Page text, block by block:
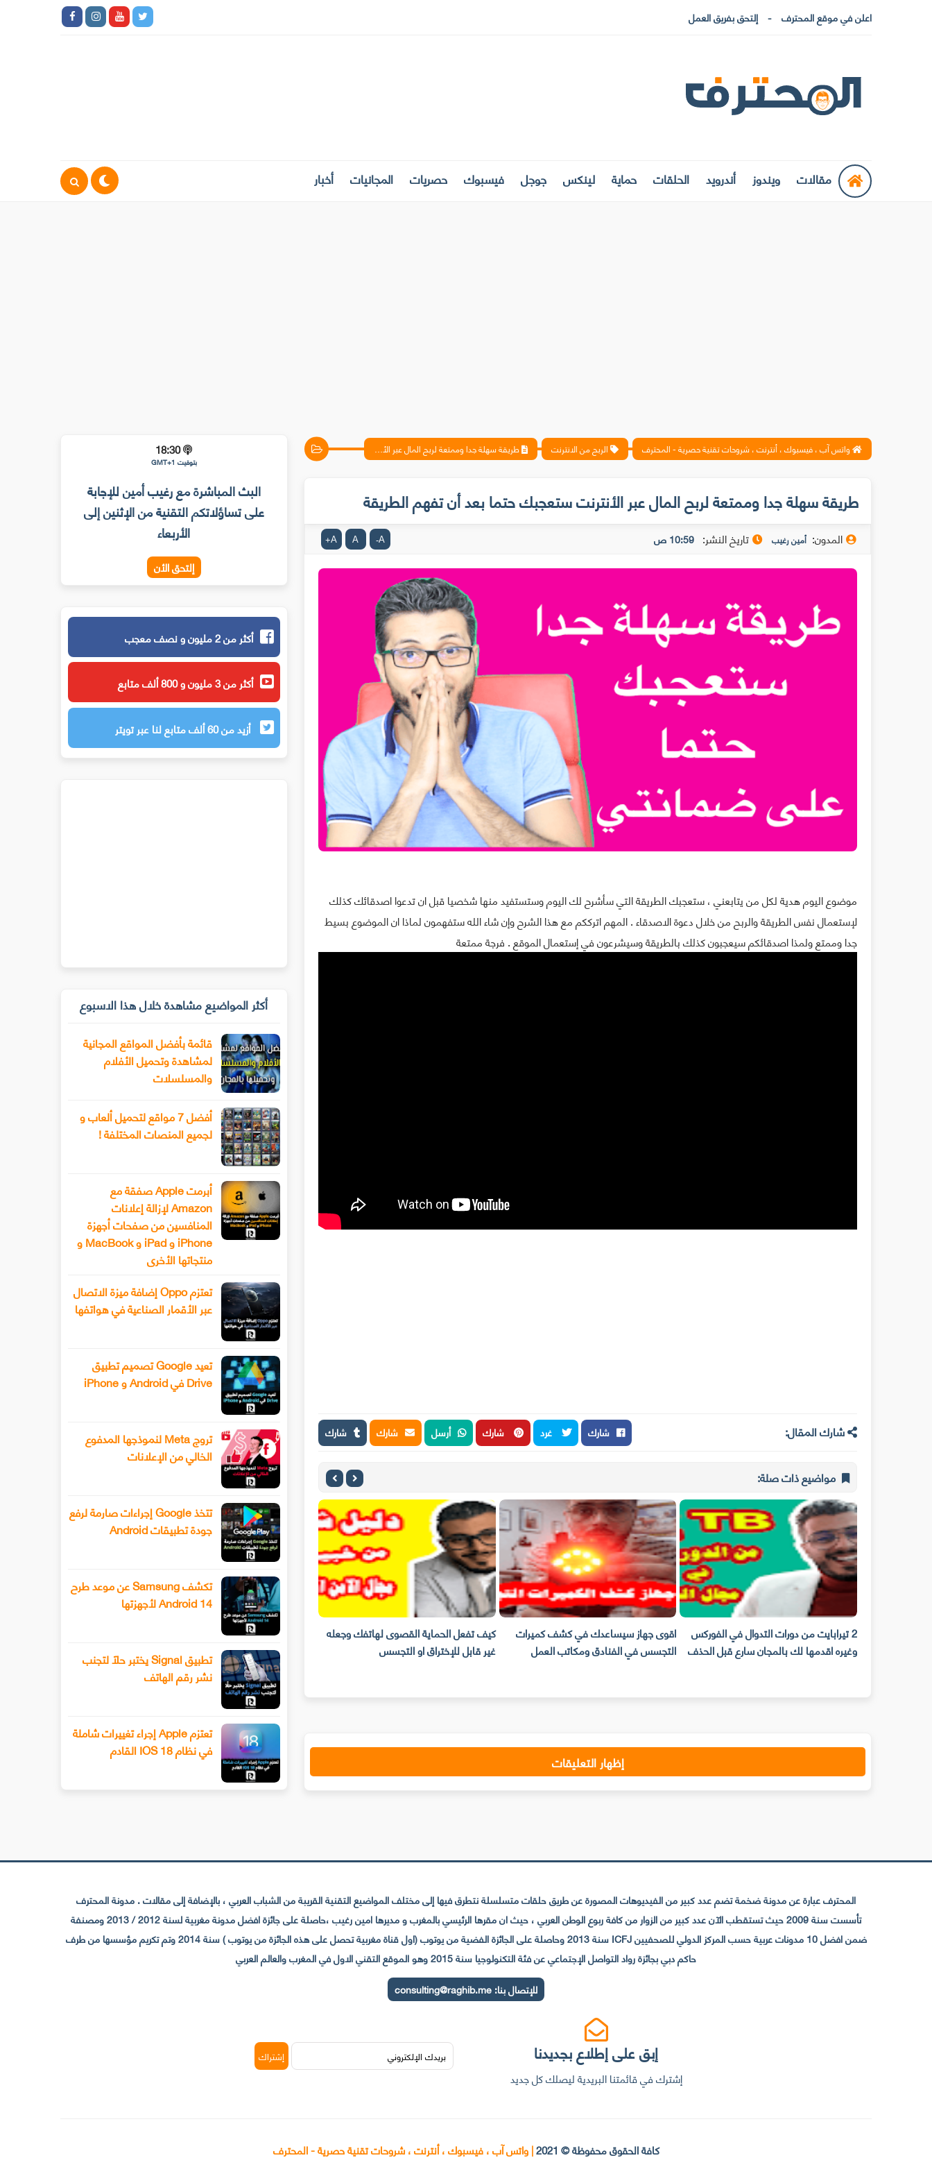
اعلن في موقع المحترف إلتحق بفريق العمل
مقالات ويندوز أندرويد الحلقات حماية لينكس جوجل فيسبوك حصريات المجانيات أخبار
واتس آب ، فيسبوك ، أنترنت ، شروحات تقنية حصرية - المحترف الربح من الانترنت طريقة سهلة جدا وممتعة لربح المال عبر الأنترنت ستعجبك حتما بعد أن تفهم الطريقة
طريقة سهلة جدا وممتعة لربح المال عبر الأنترنت ستعجبك حتما بعد أن تفهم الطريقة
المدون: أمين رغيب تاريخ النشر: 10:59 ص A
-
A
A
+
موضوع اليوم هدية لكل من يتابعني ، ستعجبك الطريقة التي سأشرح لك اليوم وستستفيد منها شخصيا قبل ان تدعوا اصدقائك كذلك
لإستعمال نفس الطريقة والربح من خلال دعوة الاصدقاء . المهم اترككم مع هذا الشرح وإن شاء الله ستفهمون لماذا ان الموضوع بسيط
جدا وممتع ولمذا اصدقائكم سيعجبون كذلك بالطريقة وسيشرعون في إستعمال الموقع . فرجة ممتعة
شارك المقال: شارك غرد شارك أرسل شارك شارك
مواضيع ذات صلة:
2 تيرابايت من دورات التدوال في الفوركس
وغيره اقدمها لك بالمجان سارع قبل الحذف
اقوى جهاز سيساعدك في كشف كميرات
التجسس في الفنادق ومكاتب العمل
كيف تفعل الحماية القصوى لهاتفك وجعله
غير قابل للإختراق او التجسس
كيف يتم تزوير صوت اي شخص في بضعة
نقرات ( جرب بنفسك وشاهد الدليل) نفسك
إظهار التعليقات
18:30
بتوقيت GMT+1
البث المباشرة مع رغيب أمين للإجابة
على تساؤلاتكم التقنية من الإثنين إلى
الأربعاء
إلتحق الأن
أكثر من 2 مليون و نصف معجب
أكثر من 3 مليون و 800 ألف متابع
أزيد من 60 ألف متابع لنا عبر تويتر
أكثر المواضيع مشاهدة خلال هذا الاسبوع
قائمة بأفضل المواقع المجانية
لمشاهدة وتحميل الأفلام
والمسلسلات
أفضل 7 مواقع لتحميل ألعاب و
لجميع المنصات المختلفة !
أبرمت Apple صفقة مع
Amazon لإزالة إعلانات
المنافسين من صفحات أجهزة
iPhone و iPad و MacBook و
منتجاتها الأخرى
تعتزم Oppo إضافة ميزة الاتصال
عبر الأقمار الصناعية في هواتفها
تعيد Google تصميم تطبيق
Drive في Android و iPhone
تروج Meta لنموذجها المدفوع
الخالي من الإعلانات
تتخذ Google إجراءات صارمة لرفع
جودة تطبيقات Android
تكشف Samsung عن موعد طرح
Android 14 لأجهزتها
تطبيق Signal يختبر حلًا لتجنب
نشر رقم الهاتف
تعتزم Apple إجراء تغييرات شاملة
في نظام IOS 18 القادم
المحترف عبارة عن مدونة ضخمة تضم عدد كبير من الفيديوهات المصورة عن طريق حلقات متسلسلة نتطرق فيها إلى مختلف المواضيع التقنية القريبة من الشباب العربي ، بالإضافة إلى مقالات . مدونة المحترف
تأسست سنة 2009 حيث تستقطب الآن عدد كبير من الزوار من كافة ربوع الوطن العربي ، حيث ان مقرها الرئيسي بالمغرب و مديرها امين رغيب ،حاصلة على جائزة افضل مدونة مغربية لسنة 2012 / 2013 ومصنفة
ضمن افضل 10 مدونات عربية حسب المركز الدولي للصحفيين ICFJ سنة 2013 وحاصلة على الجائزة الفضية من يوتوب (اول قناة مغربية تحصل على هذه الجائزة من يوتوب ) سنة 2014 وتم تكريم مؤسسها من طرف
حاكم دبي بجائزة رواد التواصل الإجتماعي عن فئة التكنولوجيا سنة 2015 وهو الموقع التقني الاول في المغرب والعالم العربي
للإتصال بنا:consulting@raghib.me
إبق على إطلاع بجديدنا
إشترك في قائمتنا البريدية ليصلك كل جديد
كافة الحقوق محفوظة © 2021 |واتس آب ، فيسبوك ، أنترنت ، شروحات تقنية حصرية - المحترف